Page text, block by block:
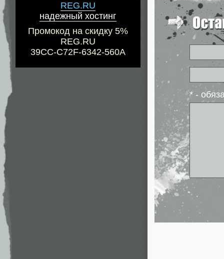
REG.RU
надежный хостинг
Промокод на скидку 5%
REG.RU
39CC-C72F-6342-560A
* -